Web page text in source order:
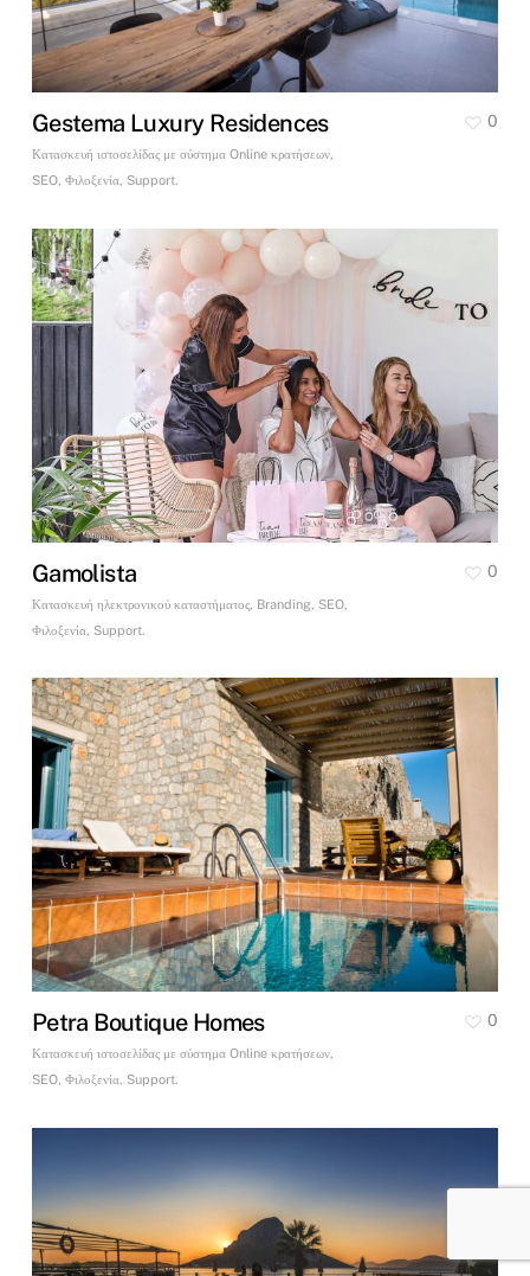
Gestema Luxury Residences
Κατασκευή ιστοσελίδας με σύστημα Online κρατήσεων,
SEO, Φιλοξενία, Support.
0
Gamolista
Κατασκευή ηλεκτρονικού καταστήματος, Branding, SEO,
Φιλοξενία, Support.
0
Petra Boutique Homes
Κατασκευή ιστοσελίδας με σύστημα Online κρατήσεων,
SEO, Φιλοξενία, Support.
0